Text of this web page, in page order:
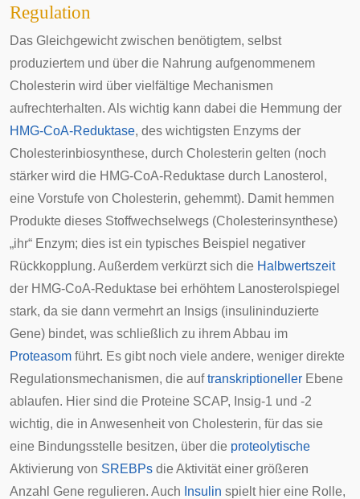
Regulation
Das Gleichgewicht zwischen benötigtem, selbst
produziertem und über die Nahrung aufgenommenem
Cholesterin wird über vielfältige Mechanismen
aufrechterhalten. Als wichtig kann dabei die Hemmung der
HMG-CoA-Reduktase, des wichtigsten Enzyms der
Cholesterinbiosynthese, durch Cholesterin gelten (noch
stärker wird die HMG-CoA-Reduktase durch Lanosterol ,
eine Vorstufe von Cholesterin, gehemmt). Damit hemmen
Produkte dieses Stoffwechselwegs (Cholesterinsynthese)
„ihr“ Enzym; dies ist ein typisches Beispiel negativer
Rückkopplung. Außerdem verkürzt sich die Halbwertszeit
der HMG-CoA-Reduktase bei erhöhtem Lanosterolspiegel
stark, da sie dann vermehrt an Insigs (insulininduzierte
Gene) bindet, was schließlich zu ihrem Abbau im
Proteasom führt. Es gibt noch viele andere, weniger direkte
Regulationsmechanismen, die auftranskriptioneller Ebene
ablaufen. Hier sind die Proteine SCAP, Insig-1 und -2
wichtig, die in Anwesenheit von Cholesterin, für das sie
eine Bindungsstelle besitzen, über die proteolytische
Aktivierung von SREBPs die Aktivität einer größeren
Anzahl Gene regulieren. Auch Insulin spielt hier eine Rolle,